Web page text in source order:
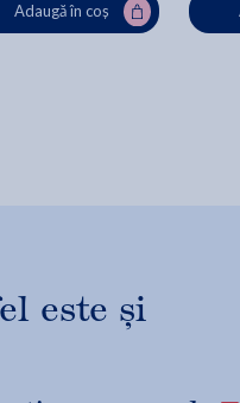
Adaugă în coș
este și